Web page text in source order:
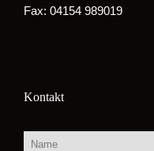
Fax: 04154 989019
Kontakt